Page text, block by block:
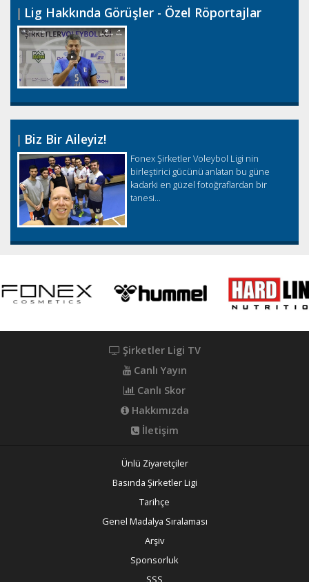
Lig Hakkında Görüşler - Özel Röportajlar
Biz Bir Aileyiz!
Fonex Şirketler Voleybol Ligi nin
birleştirici gücünü anlatan bu güne
kadarki en güzel fotoğraflardan bir
tanesi...
Şirketler Ligi TV
Canlı Yayın
Canlı Skor
Hakkımızda
İletişim
Ünlü Ziyaretçiler
Basında Şirketler Ligi
Tarihçe
Genel Madalya Sıralaması
Arşiv
Sponsorluk
SSS